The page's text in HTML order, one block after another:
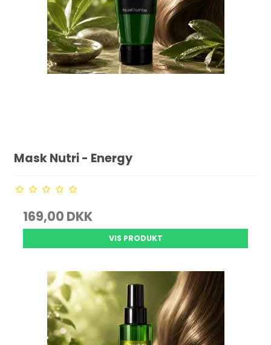
Mask Nutri - Energy
169,00 DKK
VIS PRODUKT